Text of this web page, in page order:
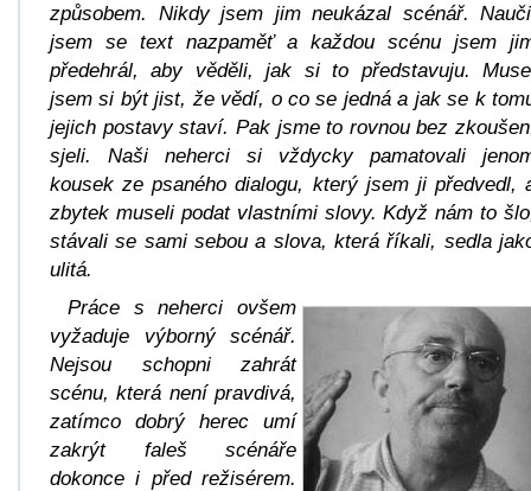
způsobem. Nikdy jsem jim neukázal scénář.
jsem se text nazpaměť a každou scénu jsem
předehrál, aby věděli, jak si to představuju.
jsem si být jist, že vědí, o co se jedná a jak se k
jejich postavy staví. Pak jsme to rovnou bez
sjeli. Naši neherci si vždycky pamatovali
kousek ze psaného dialogu, který jsem ji předvedl,
zbytek museli podat vlastními slovy. Když nám to
stávali se sami sebou a slova, která říkali, sedla
ulitá.
Práce s neherci ovšem
vyžaduje výborný scénář.
Nejsou schopni zahrát
scénu, která není pravdivá,
zatímco dobrý herec umí
zakrýt faleš scénáře
dokonce i před režisérem.